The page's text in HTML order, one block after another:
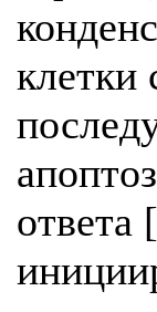
клетки
ответа